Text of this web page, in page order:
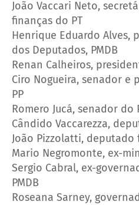
João Vaccari Neto,
finanças do PT
Henrique Eduardo Alves,
dos Deputados, PMDB
Renan Calheiros,
Ciro Nogueira, senador e
PP
Romero Jucá, senador do
Cândido Vaccarezza,
João Pizzolatti, deputado
Mario Negromonte, ex-
Sergio Cabral, ex-
PMDB
Roseana Sarney,